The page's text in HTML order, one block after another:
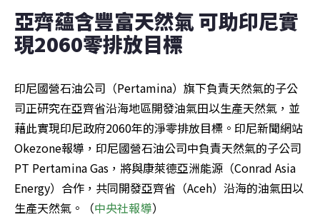
亞齊蘊含豐富天然氣 可助印尼實
現2060零排放目標
印尼國營石油公司（Pertamina）旗下負責天然氣的子公
司正研究在亞齊省沿海地區開發油氣田以生產天然氣，並
藉此實現印尼政府2060年的淨零排放目標。印尼新聞網站
Okezone報導，印尼國營石油公司中負責天然氣的子公司
PT Pertamina Gas，將與康萊德亞洲能源（Conrad Asia
Energy）合作，共同開發亞齊省（Aceh）沿海的油氣田以
生產天然氣。（中央社報導）